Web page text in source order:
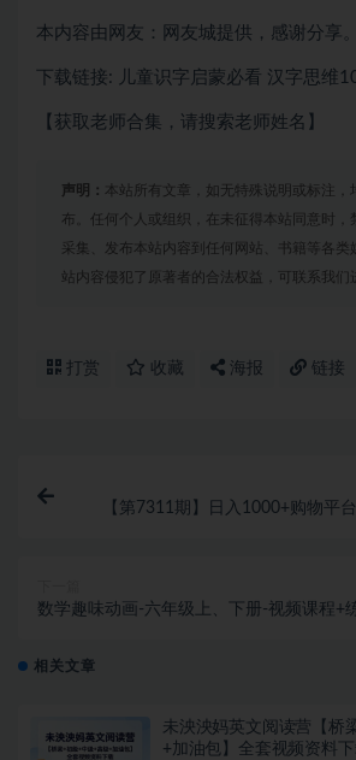
本内容由网友：网友城提供，感谢分享。
下载链接: 儿童识字启蒙必看 汉字思维
【获取老师合集，请搜索老师姓名】
声明： 本站所有文章，如无特殊说明或标注，
布。任何个人或组织，在未征得本站同意时，
采集、发布本站内容到任何网站、书籍等各类
站内容侵犯了原著者的合法权益，可联系我们
打赏 收藏 海报 链接
【第7311期】日入1000+购物平
数学趣味动画-六年级上、下册-视频课程+
相关文章
未泱泱妈英文阅读营【桥
+加油包】全套视频资料